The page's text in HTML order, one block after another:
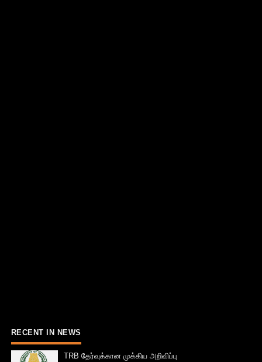
RECENT IN NEWS
TRB தேர்வுக்கான முக்கிய அறிவிப்பு